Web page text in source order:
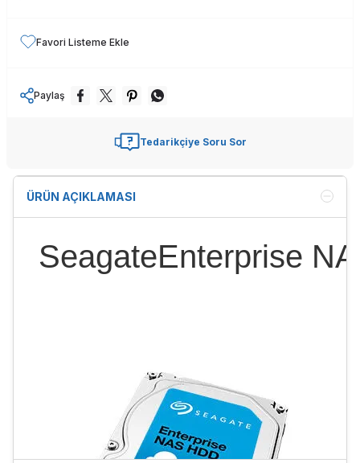
Favori Listeme Ekle
Paylaş
Tedarikçiye Soru Sor
ÜRÜN AÇIKLAMASI
SeagateEnterprise